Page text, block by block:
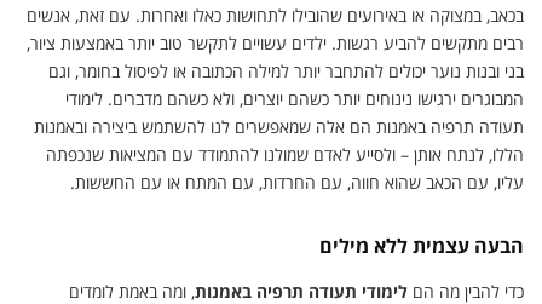
בכאב, במצוקה או באירועים שהובילו לתחושות כאלו ואחרות. עם זאת, אנשים
רבים מתקשים להביע רגשות. ילדים עשויים לתקשר טוב יותר באמצעות ציור,
בני ובנות נוער יכולים להתחבר יותר למילה הכתובה או לפיסול בחומר, וגם
המבוגרים ירגישו נינוחים יותר כשהם יוצרים, ולא כשהם מדברים. לימודי
תעודה תרפיה באמנות הם אלה שמאפשרים לנו להשתמש ביצירה ובאמנות
הללו, לנתח אותן – ולסייע לאדם שמולנו להתמודד עם המציאות שנכפתה
עליו, עם הכאב שהוא חווה, עם החרדות, עם המתח או עם החששות.
הבעה עצמית ללא מילים
כדי להבין מה הם לימודי תעודה תרפיה באמנות, ומה באמת לומדים